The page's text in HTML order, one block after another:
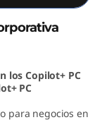
los Copilot+ PC
PC
para negocios en